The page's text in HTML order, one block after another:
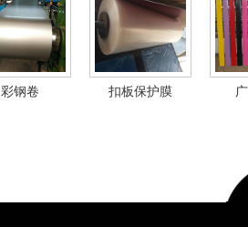
彩钢卷 扣板保护膜